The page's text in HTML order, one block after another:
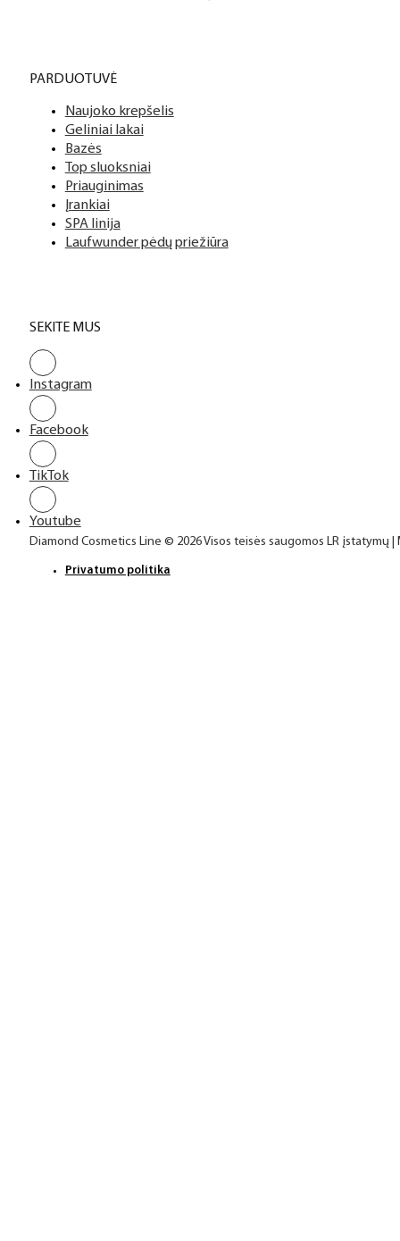
PARDUOTUVĖ
Naujoko krepšelis
Geliniai lakai
Bazės
Top sluoksniai
Priauginimas
Įrankiai
SPA linija
Laufwunder pėdų priežiūra
SEKITE MUS
Instagram
Facebook
TikTok
Youtube
Diamond Cosmetics Line © 2026 Visos teisės saugomos LR įstatymų
Privatumo politika